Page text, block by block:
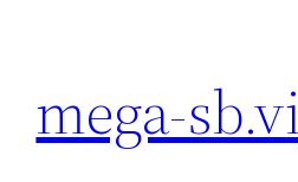
conteúdo
mega-